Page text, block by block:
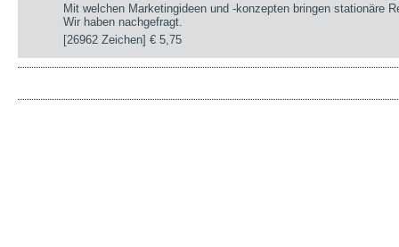
Mit welchen Marketingideen und -konzepten bringen stationäre
Wir haben nachgefragt.
[26962 Zeichen]€ 5,75